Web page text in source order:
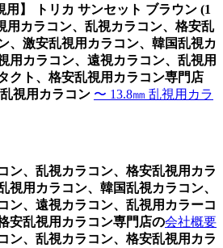
用】 トリカ サンセット ブラウン (1
用カラコン、乱視カラコン、格安乱
、激安乱視用カラコン、韓国乱視カ
用カラコン、遠視カラコン、乱視用
クト、格安乱視用カラコン専門店
視用カラコン 〜 13.8㎜ 乱視用カラ
ン、乱視カラコン、格安乱視用カラ
視用カラコン、韓国乱視カラコン、
ン、遠視カラコン、乱視用カラーコ
安乱視用カラコン専門店の会社概要
ン、乱視カラコン、格安乱視用カラ